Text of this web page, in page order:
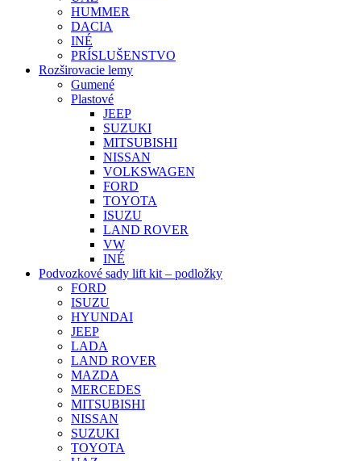
HUMMER
DACIA
INÉ
PRÍSLUŠENSTVO
Rozširovacie lemy
Gumené
Plastové
JEEP
SUZUKI
MITSUBISHI
NISSAN
VOLKSWAGEN
FORD
TOYOTA
ISUZU
LAND ROVER
VW
INÉ
Podvozkové sady lift kit – podložky
FORD
ISUZU
HYUNDAI
JEEP
LADA
LAND ROVER
MAZDA
MERCEDES
MITSUBISHI
NISSAN
SUZUKI
TOYOTA